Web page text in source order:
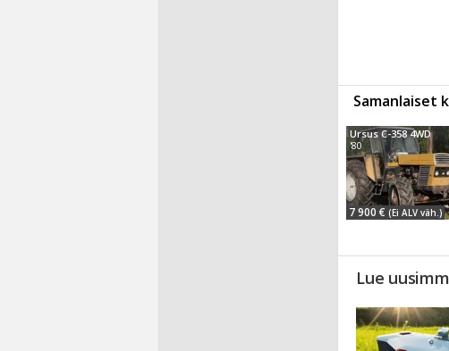
Samanlaiset
Ursus C-358 4WD
'80
7 900 € (Ei ALV väh.)
Lue